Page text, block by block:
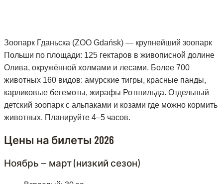
Зоопарк Гданьска (ZOO Gdańsk) — крупнейший зоопарк
Польши по площади: 125 гектаров в живописной долине
Олива, окружённой холмами и лесами. Более 700
животных 160 видов: амурские тигры, красные панды,
карликовые бегемоты, жирафы Ротшильда. Отдельный
детский зоопарк с альпаками и козами где можно кормить
животных. Планируйте 4–5 часов.
Цены на билеты 2026
Ноябрь — март (низкий сезон)